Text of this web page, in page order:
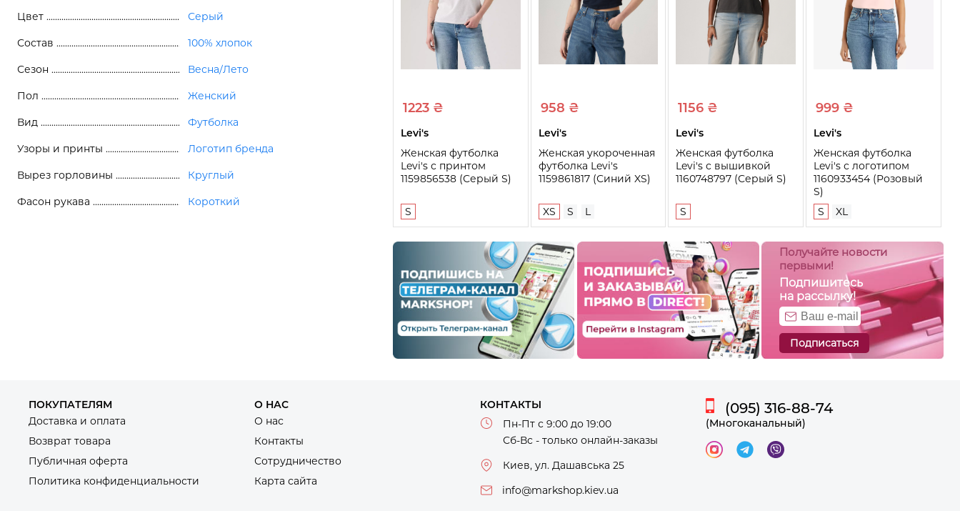
1223 ₴
Levi's
Женская футболка
Levi's с принтом
1159856538 (Серый S)
S
958 ₴
Levi's
Женская укороченная
футболка Levi's
1159861817 (Синий XS)
XS S L
1156 ₴
Levi's
Женская футболка
Levi's с вышивкой
1160748797 (Серый S)
S
999 ₴
Levi's
Женская футболка
Levi's с логотипом
1160933454 (Розовый
S)
S
XL
Получайте новости
первыми!
Подпишитесь
на рассылку!
Подписаться
Цвет Серый
Состав 100% хлопок
Сезон Весна/Лето
Пол Женский
Вид Футболка
Узоры и принты Логотип бренда
Вырез горловины Круглый
Фасон рукава Короткий
ПОКУПАТЕЛЯМ
Доставка и оплата
Возврат товара
Публичная оферта
Политика конфиденциальности
О НАС
О нас
Контакты
Сотрудничество
Карта сайта
КОНТАКТЫ
Пн-Пт с 9:00 до 19:00
Сб-Вс - только онлайн-заказы
Киев, ул. Дашавська 25
info@markshop.kiev.ua
(095) 316-88-74
(Многоканальный)